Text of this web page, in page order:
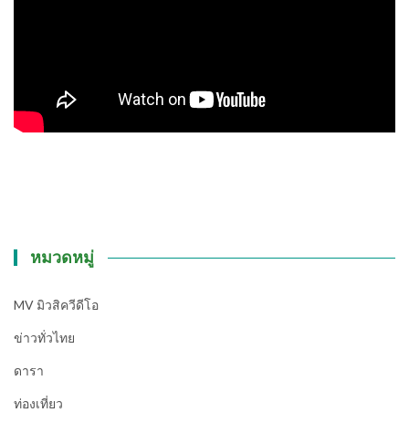
หมวดหมู่
MV มิวสิควีดีโอ
ข่าวทั่วไทย
ดารา
ท่องเที่ยว